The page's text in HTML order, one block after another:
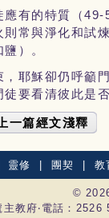
應有的特質（49-
常與淨化和試
）。
耶穌卻仍呼籲
要看清彼此是
上一篇經文淺釋
靈修 團契 |教
©
教府‧電話：